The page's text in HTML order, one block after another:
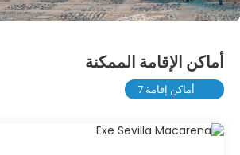
أماكن الإقامة الممكنة
أماكن إقامة 7